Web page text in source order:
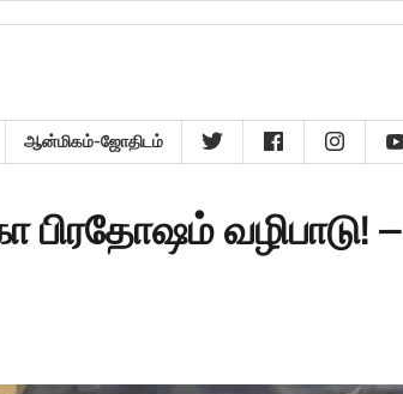
ஆன்மிகம்-ஜோதிடம்
வழிபாடு! –